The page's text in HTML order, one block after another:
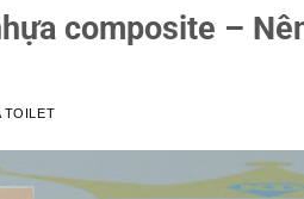
composite –
TOILET